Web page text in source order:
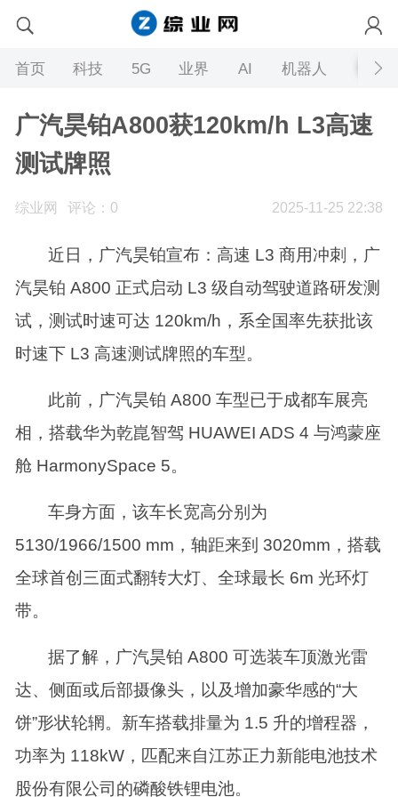
首页 科技 5G 业界 AI 机器人
广汽昊铂A800获120km/h L3高速
测试牌照
2025-11-25 22:38
综业网 评论：0
近日，广汽昊铂宣布：高速 L3 商用冲刺，广
汽昊铂 A800 正式启动 L3 级自动驾驶道路研发测
试，测试时速可达 120km/h，系全国率先获批该
时速下 L3 高速测试牌照的车型。
此前，广汽昊铂 A800 车型已于成都车展亮
相，搭载华为乾崑智驾 HUAWEI ADS 4 与鸿蒙座
舱 HarmonySpace 5。
车身方面，该车长宽高分别为
5130/1966/1500 mm，轴距来到 3020mm，搭载
全球首创三面式翻转大灯、全球最长 6m 光环灯
带。
据了解，广汽昊铂 A800 可选装车顶激光雷
达、侧面或后部摄像头，以及增加豪华感的“大
饼”形状轮辋。新车搭载排量为 1.5 升的增程器，
功率为 118kW，匹配来自江苏正力新能电池技术
股份有限公司的磷酸铁锂电池。